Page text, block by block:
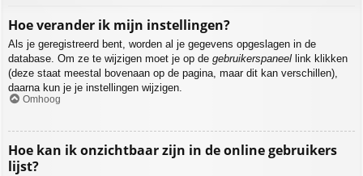
Hoe verander ik mijn instellingen?
Als je geregistreerd bent, worden al je gegevens opgeslagen in de
database. Om ze te wijzigen moet je op de gebruikerspaneel link klikken
(deze staat meestal bovenaan op de pagina, maar dit kan verschillen),
daarna kun je je instellingen wijzigen.
Omhoog
Hoe kan ik onzichtbaar zijn in de online gebruikers
lijst?